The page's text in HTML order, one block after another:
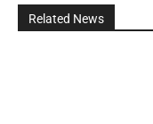
Related News